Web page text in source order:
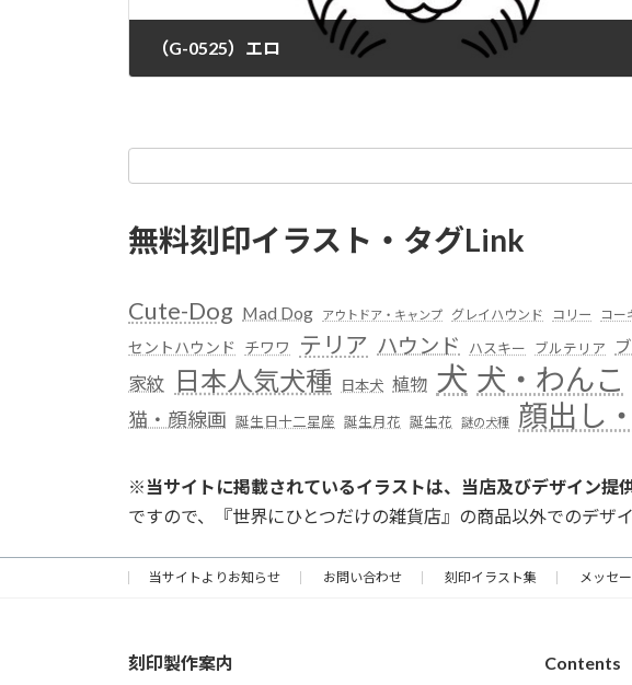
（G-0525）エロ
無料刻印イラスト・タグLink
Cute-Dog Mad Dog アウトドア・キャンプ グレイハウンド コリー コー
セントハウンド チワワ テリア ハウンド ハスキー ブルテリア
家紋 日本人気犬種 日本犬 植物 犬 犬・わんこ
猫・顔線画 誕生日十二星座 誕生月花 誕生花 謎の犬種 顔出し
※ 当サイトに掲載されているイラストは、当店及びデザイン
ですので、『世界にひとつだけの雑貨店』の商品以外でのデザ
当サイトよりお知らせ お問い合わせ 刻印イラスト集 メッセ
刻印製作案内 Contents